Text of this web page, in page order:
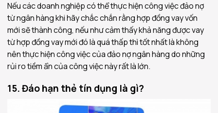
Nếu các doanh nghiệp có thể thực hiện công việc đảo nợ
từ ngân hàng khi hãy chắc chắn rằng hợp đồng vay vốn
mới sẽ thành công, nếu như cảm thấy khả năng được vay
từ hợp đồng vay mới đó là quá thấp thì tốt nhất là không
nên thực hiện công việc của đảo nợ ngân hàng do những
rủi ro tiềm ẩn của công việc này rất là lớn.
15. Đáo hạn thẻ tín dụng là gì?